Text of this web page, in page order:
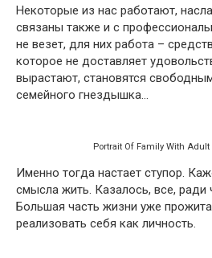
Некоторые из нас работают,
связаны также и с
не везет, для них работа –
которое не доставляет
вырастают, становятся
семейного гнездышка…
Portrait Of Family With
Именно тогда настает ступор.
смысла жить. Казалось, все, ради
Большая часть жизни уже
реализовать себя как личность.